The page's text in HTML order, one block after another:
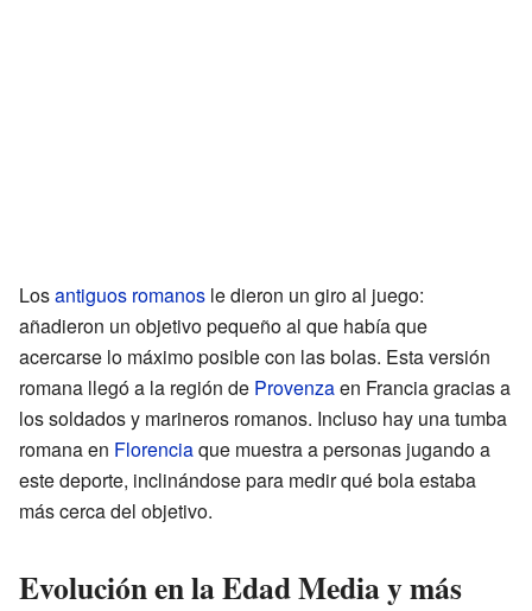
Losantiguos romanos le dieron un giro al juego:
añadieron un objetivo pequeño al que había que
acercarse lo máximo posible con las bolas. Esta versión
romana llegó a la región de Provenzaen Francia gracias a
los soldados y marineros romanos. Incluso hay una tumba
romana en Florenciaque muestra a personas jugando a
este deporte, inclinándose para medir qué bola estaba
más cerca del objetivo.
Evolución en la Edad Media y más